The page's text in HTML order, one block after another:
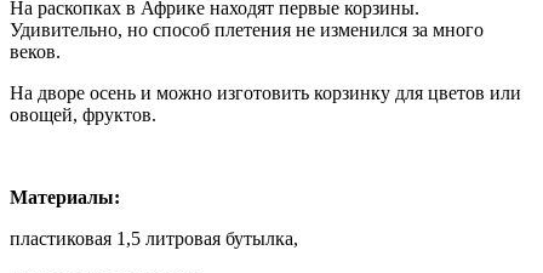
На раскопках в Африке находят первые корзины.
Удивительно, но способ плетения не изменился за много
веков.
На дворе осень и можно изготовить корзинку для цветов или
овощей, фруктов.
Материалы:
пластиковая 1,5 литровая бутылка,